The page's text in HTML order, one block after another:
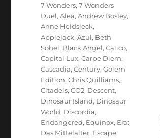
Schlagwörter
7 Wonders,7 Wonders
Duel,Alea,Andrew Bosley,
Anne Heidsieck,
Applejack,Azul, Beth
Sobel, Black Angel,Calico,
Capital Lux,Carpe Diem,
Cascadia,Century: Golem
Edition,Chris Quilliams,
Citadels,CO2, Descent,
Dinosaur Island, Dinosaur
World, Discordia,
Endangered, Equinox, Era:
Das Mittelalter, Escape